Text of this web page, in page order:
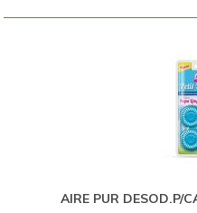
AIRE PUR DESOD.P/